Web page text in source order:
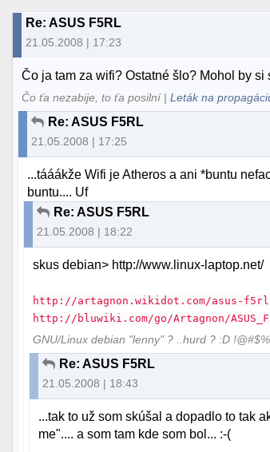
Re: ASUS F5RL
21.05.2008 | 17:23
Čo ja tam za wifi? Ostatné šlo? Mohol by
Čo ťa nezabije, to ťa posilní |Leták na
Re: ASUS F5RL
21.05.2008 | 17:25
...tááákže Wifi je Atheros a ani *buntu
buntu.... Uf
Re: ASUS F5RL
21.05.2008 | 18:22
skus debian> http://www.linux-laptop.net/
http://artagnon.wikidot.com/asus-
http://bluwiki.com/go/Artagnon/
GNU/Linux debian "lenny" ? ..hurd ? :D
Re: ASUS F5RL
21.05.2008 | 18:43
...tak to už som skúšal a dopadlo to tak
me".... a som tam kde som bol... :-(